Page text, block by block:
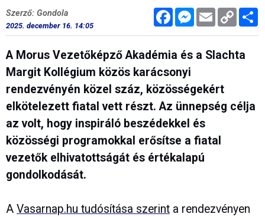
FacebookMessenger
Email Copy
Link
Szerző: Gondola
2025. december 16. 14:05
A Morus Vezetőképző Akadémia és a Slachta
Margit Kollégium közös karácsonyi
rendezvényén közel száz, közösségekért
elkötelezett fiatal vett részt. Az ünnepség célja
az volt, hogy inspiráló beszédekkel és
közösségi programokkal erősítse a fiatal
vezetők elhivatottságát és értékalapú
gondolkodását.
A Vasarnap.hu tudósítása szerint a rendezvényen